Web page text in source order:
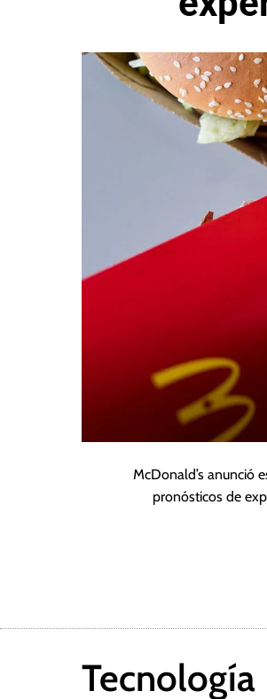
McDonald’s anunció
pronósticos de
Tecnología